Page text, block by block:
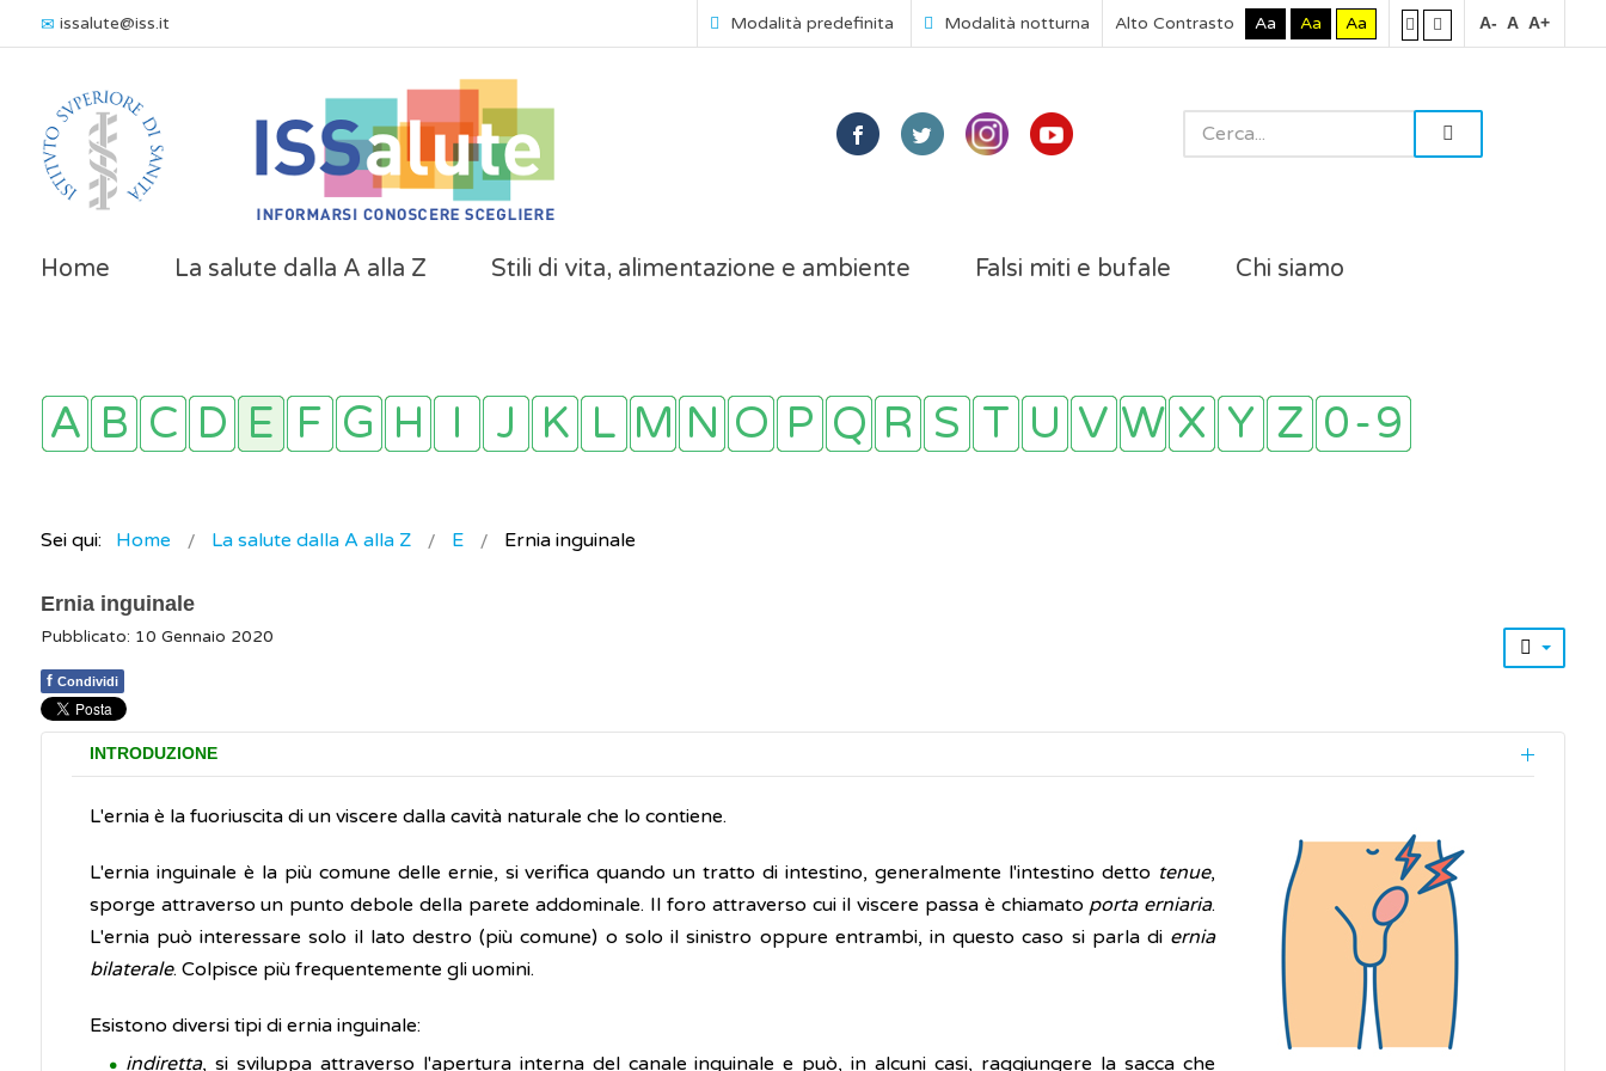
issalute@iss.it Modalità predefinita Modalità notturna Alto Contrasto Aa Aa Aa A- A A+
Home La salute dalla A alla Z Stili di vita, alimentazione e ambiente Falsi miti e bufale Chi siamo
Sei qui: Home La salute dalla A alla Z E Ernia inguinale
Ernia inguinale
Pubblicato: 10 Gennaio 2020
f Condividi
INTRODUZIONE
L'ernia è la fuoriuscita di un viscere dalla cavità naturale che lo contiene.
L'ernia inguinale è la più comune delle ernie, si verifica quando un tratto di intestino, generalmente l'intestino detto tenue,
sporge attraverso un punto debole della parete addominale. Il foro attraverso cui il viscere passa è chiamato porta erniaria.
L'ernia può interessare solo il lato destro (più comune) o solo il sinistro oppure entrambi, in questo caso si parla di ernia
bilaterale. Colpisce più frequentemente gli uomini.
Esistono diversi tipi di ernia inguinale:
indiretta, si sviluppa attraverso l'apertura interna del canale inguinale e può, in alcuni casi, raggiungere la sacca che